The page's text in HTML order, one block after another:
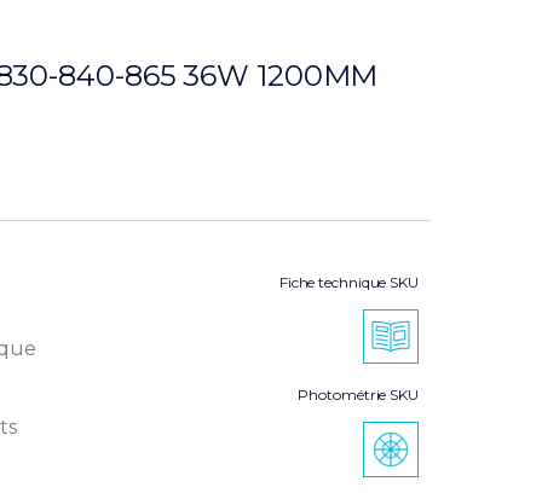
840-865 36W 1200MM
Fiche technique SKU
Photométrie SKU